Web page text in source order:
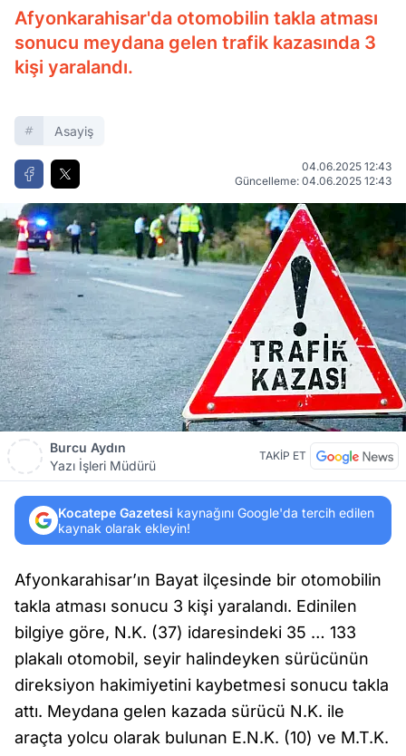
Afyonkarahisar'da otomobilin takla atması
sonucu meydana gelen trafik kazasında 3
kişi yaralandı.
Asayiş
04.06.2025 12:43
Güncelleme: 04.06.2025 12:43
Burcu Aydın
Yazı İşleri Müdürü
TAKİP ET
Kocatepe Gazetesi kaynağını Google'da tercih edilen
kaynak olarak ekleyin!
Afyonkarahisar’ın Bayat ilçesinde bir otomobilin
takla atması sonucu 3 kişi yaralandı. Edinilen
bilgiye göre, N.K. (37) idaresindeki 35 … 133
plakalı otomobil, seyir halindeyken sürücünün
direksiyon hakimiyetini kaybetmesi sonucu takla
attı. Meydana gelen kazada sürücü N.K. ile
araçta yolcu olarak bulunan E.N.K. (10) ve M.T.K.